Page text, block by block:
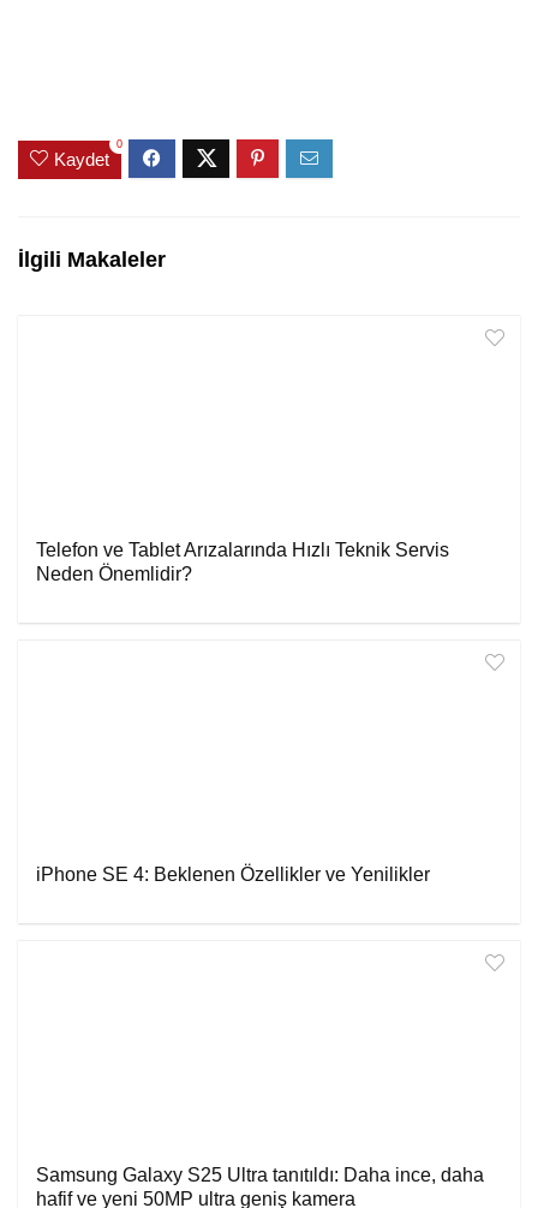
Kaydet
0
İlgili Makaleler
Telefon ve Tablet Arızalarında Hızlı Teknik Servis
Neden Önemlidir?
iPhone SE 4: Beklenen Özellikler ve Yenilikler
Samsung Galaxy S25 Ultra tanıtıldı: Daha ince, daha
hafif ve yeni 50MP ultra geniş kamera